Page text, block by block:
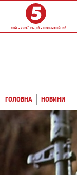
ГОЛОВНА НОВИНИ